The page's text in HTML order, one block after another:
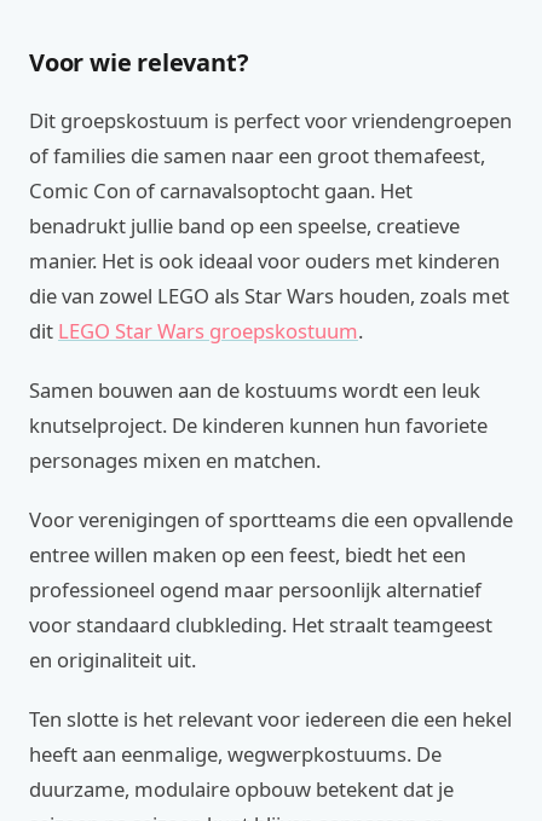
Voor wie relevant?
Dit groepskostuum is perfect voor vriendengroepen
of families die samen naar een groot themafeest,
Comic Con of carnavalsoptocht gaan. Het
benadrukt jullie band op een speelse, creatieve
manier. Het is ook ideaal voor ouders met kinderen
die van zowel LEGO als Star Wars houden, zoals met
dit LEGO Star Wars groepskostuum.
Samen bouwen aan de kostuums wordt een leuk
knutselproject. De kinderen kunnen hun favoriete
personages mixen en matchen.
Voor verenigingen of sportteams die een opvallende
entree willen maken op een feest, biedt het een
professioneel ogend maar persoonlijk alternatief
voor standaard clubkleding. Het straalt teamgeest
en originaliteit uit.
Ten slotte is het relevant voor iedereen die een hekel
heeft aan eenmalige, wegwerpkostuums. De
duurzame, modulaire opbouw betekent dat je